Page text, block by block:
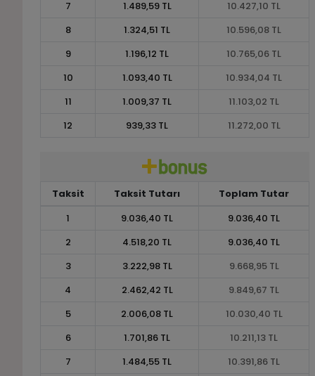
7
1.489,59 TL
10.427,10 TL
8
1.324,51 TL
10.596,08 TL
9
1.196,12 TL
10.765,06 TL
10
1.093,40 TL
10.934,04 TL
11
1.009,37 TL
11.103,02 TL
12
939,33 TL 11.272,00 TL
Taksit Taksit Tutarı
Toplam Tutar
1
9.036,40 TL
9.036,40 TL
2
4.518,20 TL
9.036,40 TL
3
3.222,98 TL
9.668,95 TL
4
2.462,42 TL
9.849,67 TL
5
2.006,08 TL
10.030,40 TL
6
1.701,86 TL
10.211,13 TL
7
1.484,55 TL 10.391,86 TL